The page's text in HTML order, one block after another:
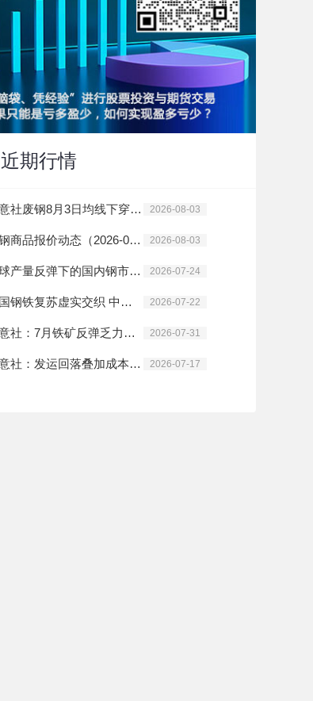
近期行情
生意社废钢8月3日均线下穿 均差为-0.18元/吨 2026-08-03
废钢商品报价动态（2026-08-03） 2026-08-03
全球产量反弹下的国内钢市：出口承压与结构突围 2026-07-24
德国钢铁复苏虚实交织 中国钢铁出口短期受阻 2026-07-22
生意社：7月铁矿反弹乏力承压震荡 8月延续 2026-07-31
生意社：发运回落叠加成本反弹 铁矿石低位震荡偏强 2026-07-17